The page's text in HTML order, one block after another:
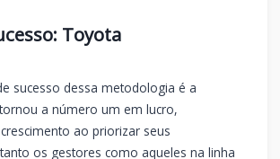
Toyota
sucesso dessa metodologia é a
a número um em lucro,
ao priorizar seus
os gestores como aqueles na linha